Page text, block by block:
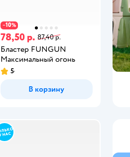
−10%
78,50 р. 87,40 р.
Бластер FUNGUN
Максимальный огонь
5
В корзину